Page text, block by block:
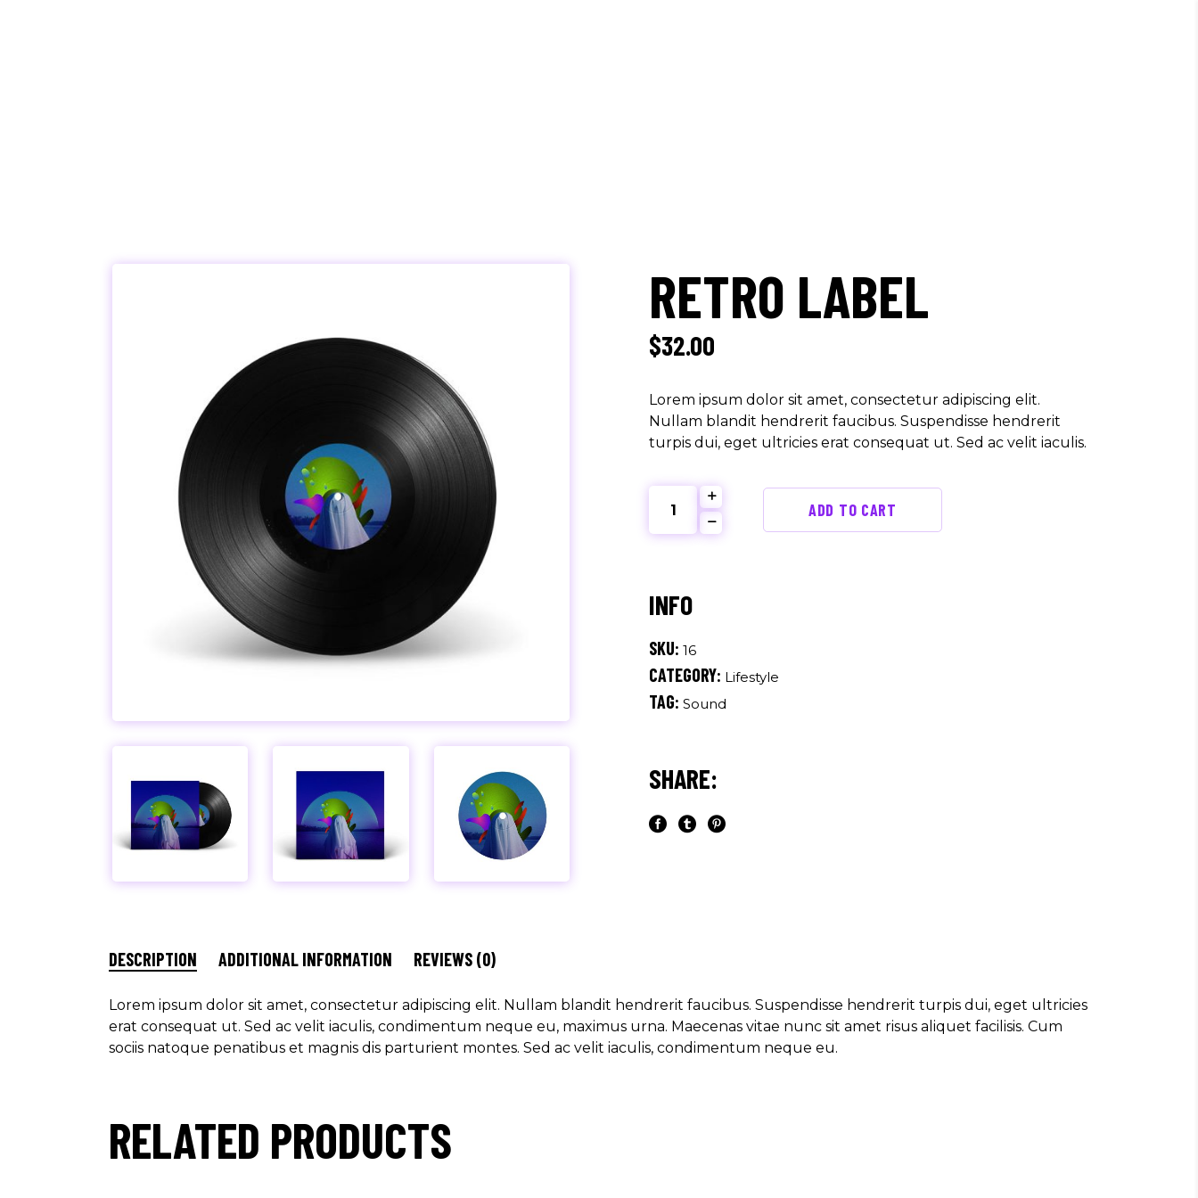
RETRO LABEL
$32.00
Lorem ipsum dolor sit amet, consectetur adipiscing elit.
Nullam blandit hendrerit faucibus. Suspendisse hendrerit
turpis dui, eget ultricies erat consequat ut. Sed ac velit iaculis.
Label
quantity
ADD TO CART
SKU: 16
CATEGORY: Lifestyle
TAG: Sound
SHARE:
DESCRIPTION ADDITIONAL INFORMATION REVIEWS (0)
Lorem ipsum dolor sit amet, consectetur adipiscing elit. Nullam blandit hendrerit faucibus. Suspendisse hendrerit turpis dui, eget ultricies
erat consequat ut. Sed ac velit iaculis, condimentum neque eu, maximus urna. Maecenas vitae nunc sit amet risus aliquet facilisis. Cum
sociis natoque penatibus et magnis dis parturient montes. Sed ac velit iaculis, condimentum neque eu.
RELATED PRODUCTS